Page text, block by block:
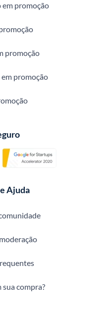
em promoção
promoção
promoção
Ajuda
sua compra?